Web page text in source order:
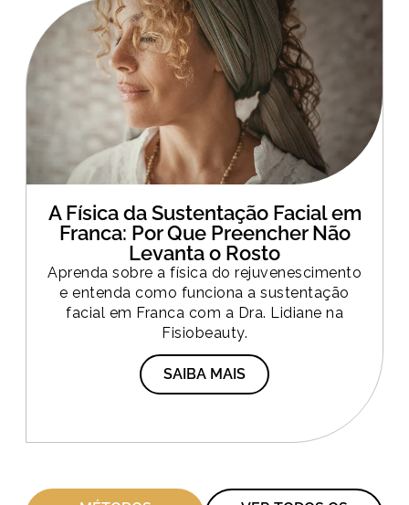
A Física da Sustentação Facial em
Franca: Por Que Preencher Não
Levanta o Rosto
Aprenda sobre a física do rejuvenescimento
e entenda como funciona a sustentação
facial em Franca com a Dra. Lidiane na
Fisiobeauty.
SAIBA MAIS